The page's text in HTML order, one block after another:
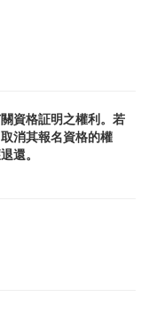
資格証明之權利。若
消其報名資格的權
還。